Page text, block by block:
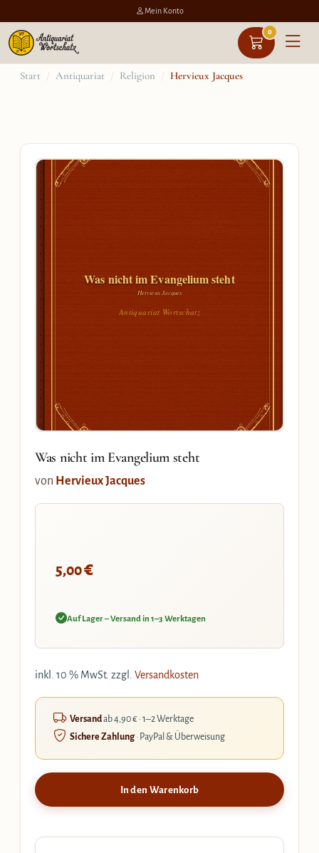
Mein Konto
0
ZumStart / Antiquariat / Religion / Hervieux Jacques
Was nicht im Evangelium steht
Hervieux Jacques
Antiquariat Wortschatz
Was nicht im Evangelium steht
von Hervieux Jacques
5,00€
Auf Lager – Versand in 1–3 Werktagen
inkl. 10 % MwSt. zzgl. Versandkosten
Versandab 4,90 € · 1–2 Werktage
Sichere Zahlung· PayPal & Überweisung
In den Warenkorb